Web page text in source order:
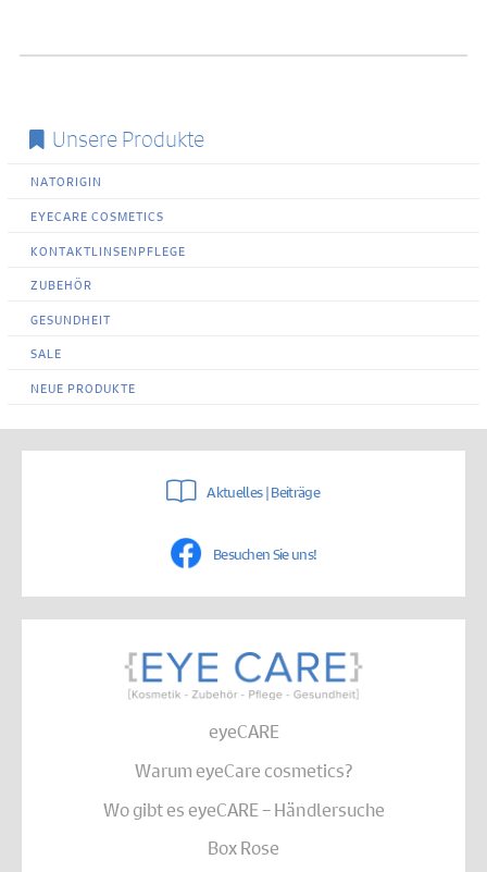
Unsere Produkte
NATORIGIN
EYECARE COSMETICS
KONTAKTLINSENPFLEGE
ZUBEHÖR
GESUNDHEIT
SALE
NEUE PRODUKTE
Aktuelles | Beiträge
Besuchen Sie uns!
eyeCARE
Warum eyeCare cosmetics?
Wo gibt es eyeCARE – Händlersuche
Box Rose